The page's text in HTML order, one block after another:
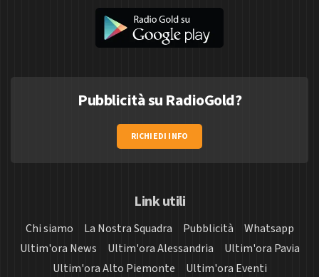
Pubblicità su RadioGold?
RICHIEDI INFO
Link utili
Chi siamo La Nostra Squadra Pubblicità
Whatsapp
Ultim'ora News
Ultim'ora Alessandria
Ultim'ora Pavia
Ultim'ora Alto Piemonte
Ultim'ora Eventi